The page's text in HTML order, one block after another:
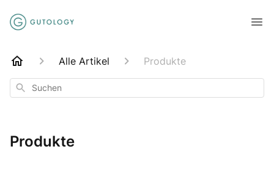
Alle Artikel Produkte
Suchen
Produkte